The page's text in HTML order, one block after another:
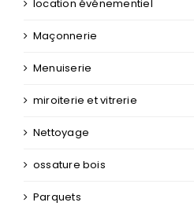
location événementiel
Maçonnerie
Menuiserie
miroiterie et vitrerie
Nettoyage
ossature bois
Parquets